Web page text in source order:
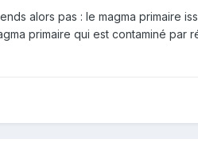
alors pas : le magma primaire
primaire qui est contaminé